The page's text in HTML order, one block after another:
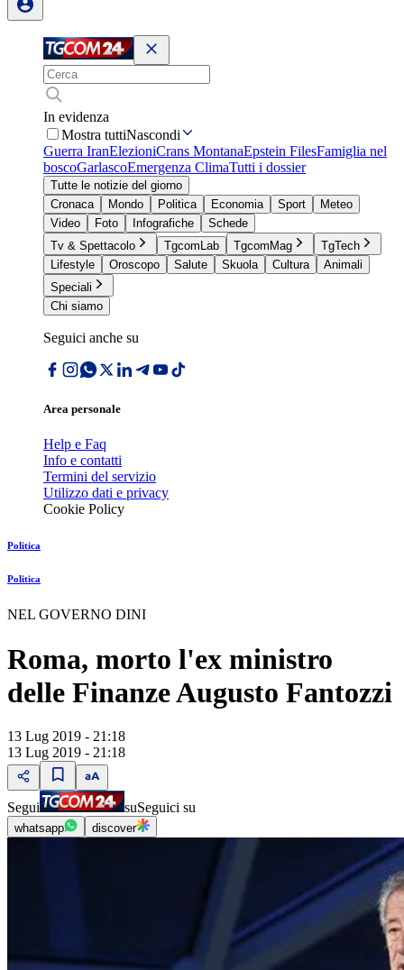
In evidenza
Mostra tuttiNascondi
Guerra IranElezioniCrans MontanaEpstein FilesFamiglia nel
boscoGarlascoEmergenza ClimaTutti i dossier
Tutte le notizie del giorno
Cronaca
Mondo Politica Economia Sport
Meteo
Video
Foto Infografiche
Schede
Tv & Spettacolo
TgcomLab TgcomMag
TgTech
Lifestyle
Oroscopo Salute Skuola Cultura
Animali
Speciali
Chi siamo
Seguici anche su
Area personale
Help e Faq
Info e contatti
Termini del servizio
Utilizzo dati e privacy
Cookie Policy
Politica
Politica
NEL GOVERNO DINI
Roma, morto l'ex ministro
delle Finanze Augusto Fantozzi
13 Lug 2019 - 21:18
13 Lug 2019 - 21:18
Segui suSeguici su
whatsapp discover